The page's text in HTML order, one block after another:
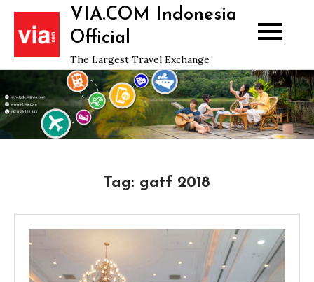
Skip
content
VIA.COM Indonesia
Official
The Largest Travel Exchange
Tag: gatf 2018